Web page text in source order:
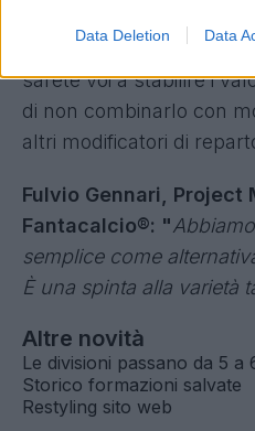
Data Deletion Data
Chiaramente è sempre
sarete voi a stabilire i
di non combinarlo con
altri modificatori di
Fulvio Gennari, Project
Fantacalcio®: "
semplice come
È una spinta alla varietà
Altre novità
Le divisioni passano da 5 a
Storico formazioni salvate
Restyling sito web